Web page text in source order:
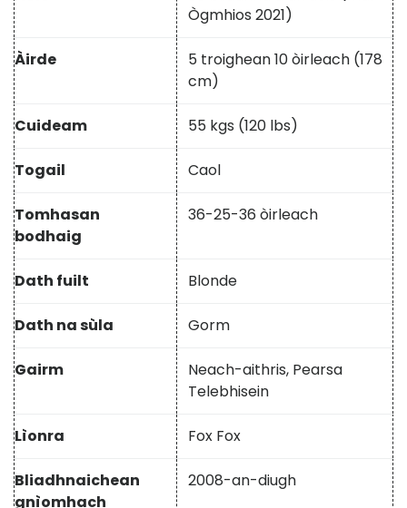
Ògmhios 2021)
Àirde
5 troighean 10 òirleach (178
cm)
Cuideam 55 kgs (120 lbs)
Togail Caol
Tomhasan
bodhaig
36-25-36 òirleach
Dath fuilt Blonde
Dath na sùla Gorm
Gairm
Neach-aithris, Pearsa
Telebhisein
Lìonra Fox Fox
Bliadhnaichean
gnìomhach
2008-an-diugh